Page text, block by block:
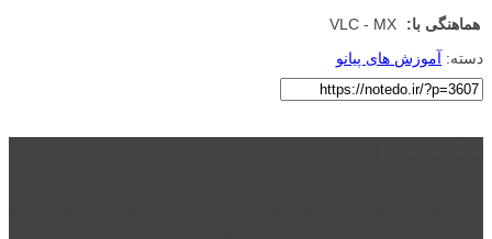
هماهنگی با:
VLC - MX
دسته: آموزش های پیانو